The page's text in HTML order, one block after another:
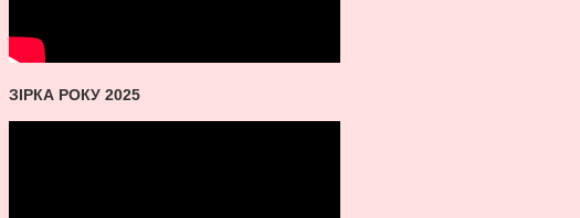
ЗІРКА РОКУ 2025